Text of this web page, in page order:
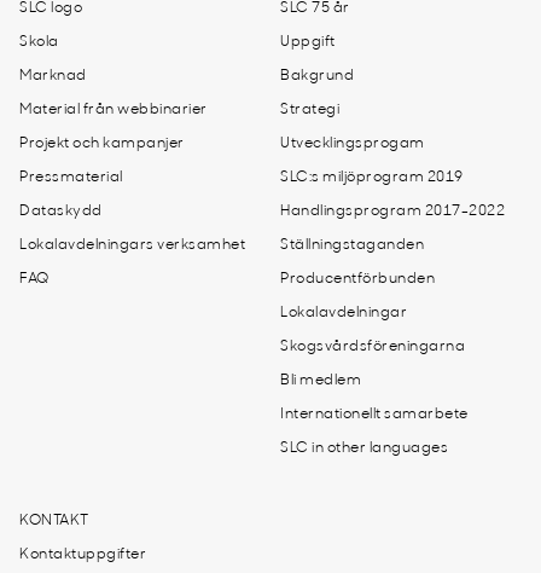
SLC logo
Skola
Marknad
Material från webbinarier
Projekt och kampanjer
Pressmaterial
Dataskydd
Lokalavdelningars verksamhet
FAQ
SLC 75 år
Uppgift
Bakgrund
Strategi
Utvecklingsprogam
SLC:s miljöprogram 2019
Handlingsprogram 2017-2022
Ställningstaganden
Producentförbunden
Lokalavdelningar
Skogsvårdsföreningarna
Bli medlem
Internationellt samarbete
SLC in other languages
KONTAKT
Kontaktuppgifter